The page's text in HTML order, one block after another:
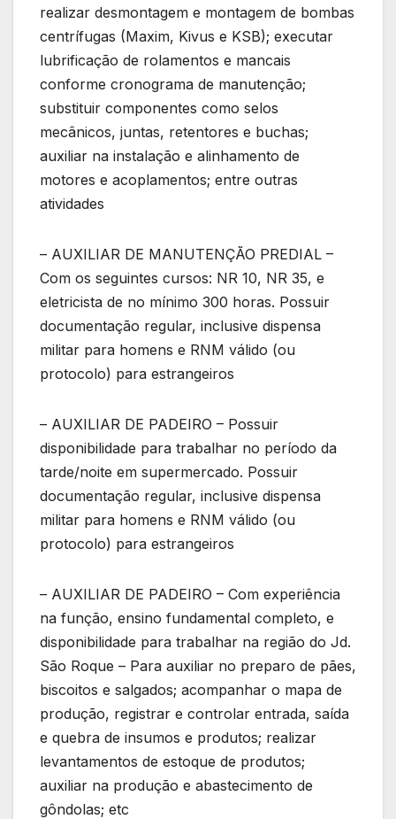
realizar desmontagem e montagem de bombas
centrífugas (Maxim, Kivus e KSB); executar
lubrificação de rolamentos e mancais
conforme cronograma de manutenção;
substituir componentes como selos
mecânicos, juntas, retentores e buchas;
auxiliar na instalação e alinhamento de
motores e acoplamentos; entre outras
atividades
– AUXILIAR DE MANUTENÇÃO PREDIAL –
Com os seguintes cursos: NR 10, NR 35, e
eletricista de no mínimo 300 horas. Possuir
documentação regular, inclusive dispensa
militar para homens e RNM válido (ou
protocolo) para estrangeiros
– AUXILIAR DE PADEIRO – Possuir
disponibilidade para trabalhar no período da
tarde/noite em supermercado. Possuir
documentação regular, inclusive dispensa
militar para homens e RNM válido (ou
protocolo) para estrangeiros
– AUXILIAR DE PADEIRO – Com experiência
na função, ensino fundamental completo, e
disponibilidade para trabalhar na região do Jd.
São Roque – Para auxiliar no preparo de pães,
biscoitos e salgados; acompanhar o mapa de
produção, registrar e controlar entrada, saída
e quebra de insumos e produtos; realizar
levantamentos de estoque de produtos;
auxiliar na produção e abastecimento de
gôndolas; etc